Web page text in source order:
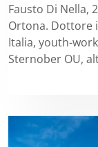
Fausto Di Nella,
Ortona. Dottore
Italia, youth-
Sternober OU,